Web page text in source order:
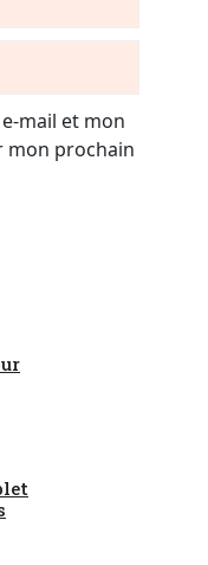
mail et mon
mon prochain